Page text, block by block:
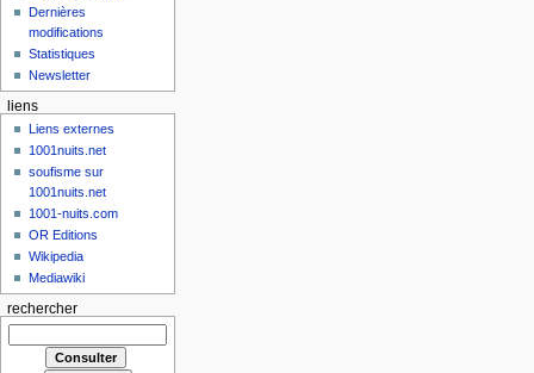
Dernières
modifications
Statistiques
Newsletter
liens
Liens externes
1001nuits.net
soufisme sur
1001nuits.net
1001-nuits.com
OR Editions
Wikipedia
Mediawiki
rechercher